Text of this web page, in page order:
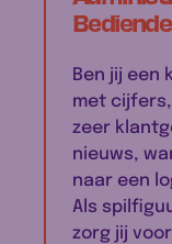
Ben jij een
met
zeer
nieuws,
naar een
Als
zorg jij